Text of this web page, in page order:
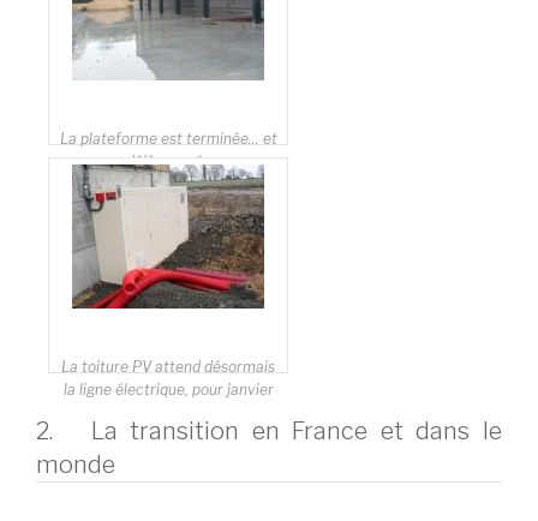
La plateforme est terminée… et
déjà arrosée
La toiture PV attend désormais
la ligne électrique, pour janvier
2. La transition en France et dans le
monde